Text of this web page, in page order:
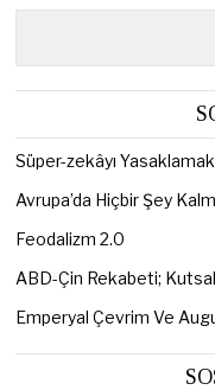
Süper-zekâyı
Avrupa’da Hiçbir Şey
Feodalizm 2.0
ABD-Çin Rekabeti;
Emperyal Çevrim Ve